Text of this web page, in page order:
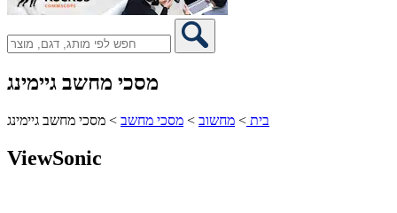
מסכי מחשב גיימינג
בית > מחשוב > מסכי מחשב > מסכי מחשב גיימינג
ViewSonic